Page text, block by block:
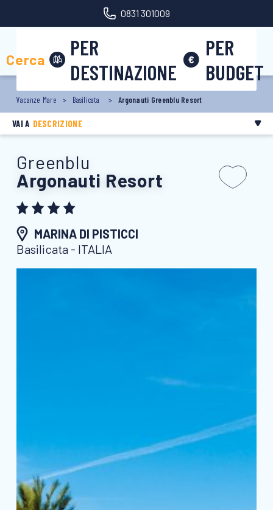
0831 301009
Cerca
PER
DESTINAZIONE
PER
BUDGET
Vacanze Mare Basilicata Argonauti Greenblu Resort
VAI A DESCRIZIONE
Greenblu
Argonauti Resort
MARINA DI PISTICCI
Basilicata - ITALIA